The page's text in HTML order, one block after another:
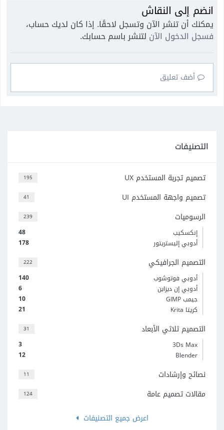
انضم إلى النقاش
يمكنك أن تنشر الآن وتسجل لاحقًا. إذا كان لديك حساب،
فسجل الدخول الآن لتنشر باسم حسابك.
أضف تعليق
التصنيفات
195 تصميم تجربة المستخدم UX
41 تصميم واجهة المستخدم UI
239 الرسوميات
48
إنكسكيب
178
أدوبي إليستريتور
222 التصميم الجرافيكي
140
أدوبي فوتوشوب
6
أدوبي إن ديزاين
10
جيمب GIMP
21
كريتا Krita
31 التصميم ثلاثي الأبعاد
3
3Ds Max
12
Blender
11 نصائح وإرشادات
124
مقالات تصميم عامة
اعرض جميع التصنيفات